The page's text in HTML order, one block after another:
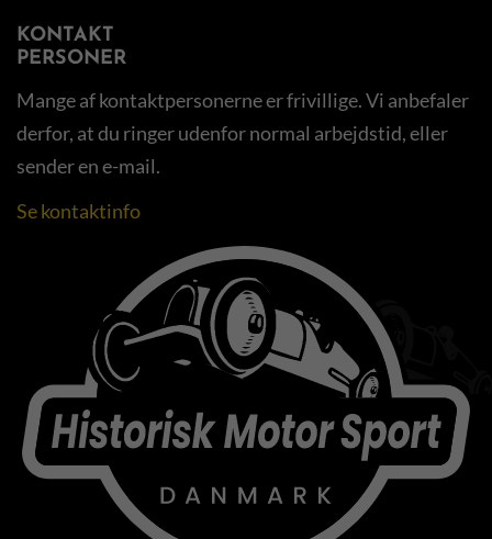
KONTAKT
PERSONER
Mange af kontaktpersonerne er frivillige. Vi anbefaler
derfor, at du ringer udenfor normal arbejdstid, eller
sender en e-mail.
Se kontaktinfo